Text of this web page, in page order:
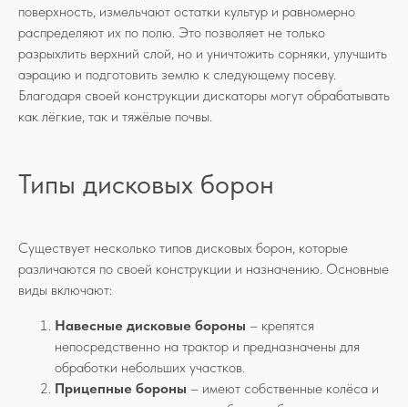
поверхность, измельчают остатки культур и равномерно
распределяют их по полю. Это позволяет не только
разрыхлить верхний слой, но и уничтожить сорняки, улучшить
аэрацию и подготовить землю к следующему посеву.
Благодаря своей конструкции дискаторы могут обрабатывать
как лёгкие, так и тяжёлые почвы.
Типы дисковых борон
Существует несколько типов дисковых борон, которые
различаются по своей конструкции и назначению. Основные
виды включают:
Навесные дисковые бороны – крепятся
непосредственно на трактор и предназначены для
обработки небольших участков.
Прицепные бороны – имеют собственные колёса и